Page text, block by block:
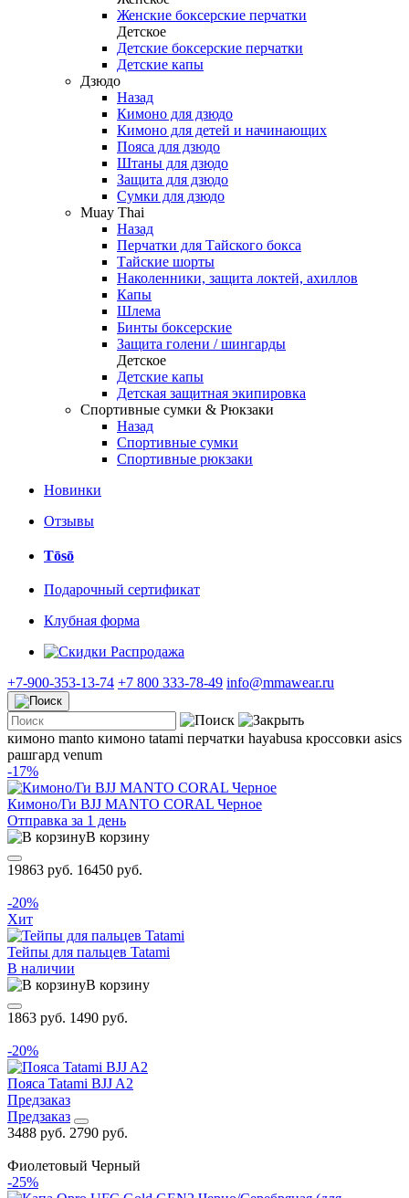
Женские боксерские перчатки
Детское
Детские боксерские перчатки
Детские капы
Дзюдо
Назад
Кимоно для дзюдо
Кимоно для детей и начинающих
Пояса для дзюдо
Штаны для дзюдо
Защита для дзюдо
Сумки для дзюдо
Muay Thai
Назад
Перчатки для Тайского бокса
Тайские шорты
Наколенники, защита локтей, ахиллов
Капы
Шлема
Бинты боксерские
Защита голени / шингарды
Детское
Детские капы
Детская защитная экипировка
Спортивные сумки & Рюкзаки
Назад
Спортивные сумки
Спортивные рюкзаки
Новинки
Отзывы
Tōsō
Подарочный сертификат
Клубная форма
Распродажа
+7-900-353-13-74 +7 800 333-78-49 info@mmawear.ru
кимоно manto кимоно tatami перчатки hayabusa кроссовки asics
рашгард venum
-17%
Кимоно/Ги BJJ MANTO CORAL Черное
Отправка за 1 день
В корзину
19863 руб. 16450 руб.
-20%
Хит
Тейпы для пальцев Tatami
В наличии
В корзину
1863 руб. 1490 руб.
-20%
Пояса Tatami BJJ A2
Предзаказ
Предзаказ
3488 руб. 2790 руб.
Фиолетовый Черный
-25%